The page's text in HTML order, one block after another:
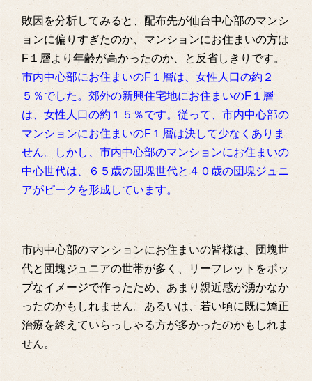
敗因を分析してみると、配布先が仙台中心部のマンシ
ョンに偏りすぎたのか、マンションにお住まいの方は
F１層より年齢が高かったのか、と反省しきりです。
市内中心部にお住まいのF１層は、女性人口の約２
５％でした。郊外の新興住宅地にお住まいのF１層
は、女性人口の約１５％です。従って、市内中心部の
マンションにお住まいのF１層は決して少なくありま
せん。しかし、市内中心部のマンションにお住まいの
中心世代は、６５歳の団塊世代と４０歳の団塊ジュニ
アがピークを形成しています。
市内中心部のマンションにお住まいの皆様は、団塊世
代と団塊ジュニアの世帯が多く、リーフレットをポッ
プなイメージで作ったため、あまり親近感が湧かなか
ったのかもしれません。あるいは、若い頃に既に矯正
治療を終えていらっしゃる方が多かったのかもしれま
せん。